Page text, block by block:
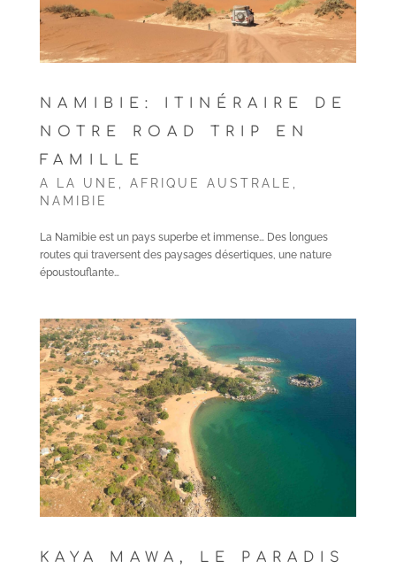
NAMIBIE: ITINÉRAIRE DE
NOTRE ROAD TRIP EN
FAMILLE
A LA UNE AFRIQUE AUSTRALE
NAMIBIE
La Namibie est un pays superbe et immense… Des longues
routes qui traversent des paysages désertiques, une nature
époustouflante…
KAYA MAWA, LE PARADIS